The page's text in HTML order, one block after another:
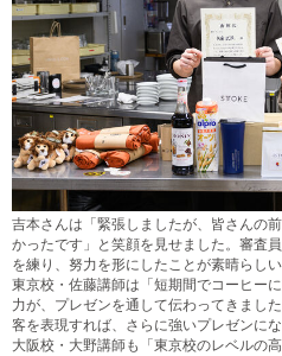
吉本さんは「緊張しましたが、皆さんの
かったです」と笑顔を見せました。審査
を練り、努力を形にしたことが素晴らし
東京校・佐藤講師は「短期間でコーヒー
力が、プレゼンを通して伝わってきまし
客を表現すれば、さらに強いプレゼンに
大阪校・大野講師も「東京校のレベルの高